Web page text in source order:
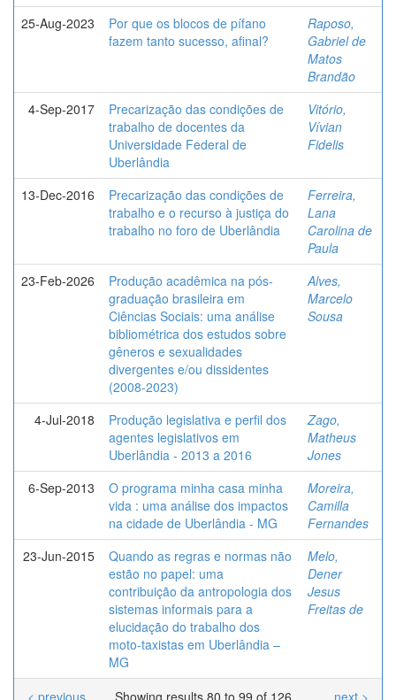
25-Aug-2023
Por que os blocos de pífano
fazem tanto sucesso, afinal?
Raposo,
Gabriel de
Matos
Brandão
4-Sep-2017
Precarização das condições de
trabalho de docentes da
Universidade Federal de
Uberlândia
Vitório,
Vívian
Fidelis
13-Dec-2016
Precarização das condições de
trabalho e o recurso à justiça do
trabalho no foro de Uberlândia
Ferreira,
Lana
Carolina de
Paula
23-Feb-2026
Produção acadêmica na pós-
graduação brasileira em
Ciências Sociais: uma análise
bibliométrica dos estudos sobre
gêneros e sexualidades
divergentes e/ou dissidentes
(2008-2023)
Alves,
Marcelo
Sousa
4-Jul-2018
Produção legislativa e perfil dos
agentes legislativos em
Uberlândia - 2013 a 2016
Zago,
Matheus
Jones
6-Sep-2013
O programa minha casa minha
vida : uma análise dos impactos
na cidade de Uberlândia - MG
Moreira,
Camilla
Fernandes
23-Jun-2015
Quando as regras e normas não
estão no papel: uma
contribuição da antropologia dos
sistemas informais para a
elucidação do trabalho dos
moto-taxistas em Uberlândia –
MG
Melo,
Dener
Jesus
Freitas de
Showing results 80 to 99 of 126
< previous next >